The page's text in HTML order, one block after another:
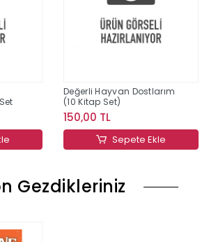
Değerli Hayvan Dostlarım
(10 Kitap Set)
150,00 TL
Sepete Ekle
Gezdikleriniz